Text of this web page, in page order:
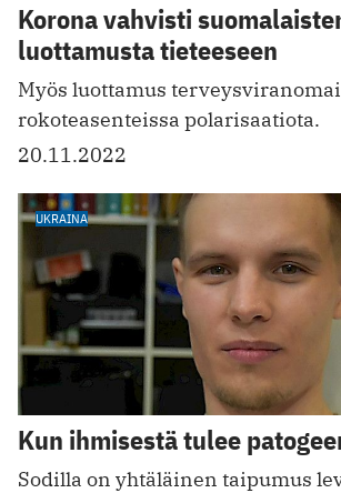
Korona vahvisti
luottamusta tieteeseen
Myös luottamus
rokoteasenteissa polarisaatiota.
20.11.2022
UKRAINA
Kun ihmisestä tulee
Sodilla on yhtäläinen taipumus